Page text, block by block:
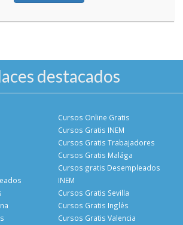
destacados
Cursos Online Gratis
Cursos Gratis INEM
Cursos Gratis Trabajadores
Cursos Gratis Malága
Cursos gratis Desempleados
INEM
Cursos Gratis Sevilla
Cursos Gratis Inglés
Cursos Gratis Valencia